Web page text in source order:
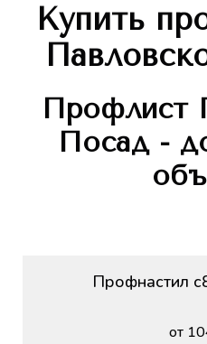
Купить
Профлист
Посад -
Профнастил
от